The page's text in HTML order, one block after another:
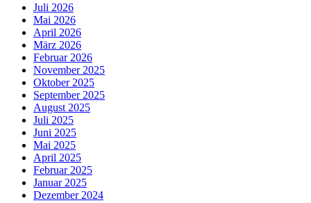
Juli 2026
Mai 2026
April 2026
März 2026
Februar 2026
November 2025
Oktober 2025
September 2025
August 2025
Juli 2025
Juni 2025
Mai 2025
April 2025
Februar 2025
Januar 2025
Dezember 2024